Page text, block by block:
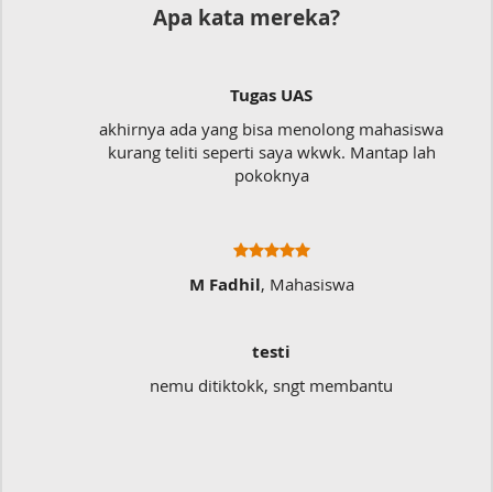
Apa kata mereka?
Tugas UAS
akhirnya ada yang bisa menolong mahasiswa
kurang teliti seperti saya wkwk. Mantap lah
pokoknya
M Fadhil, Mahasiswa
testi
nemu ditiktokk, sngt membantu